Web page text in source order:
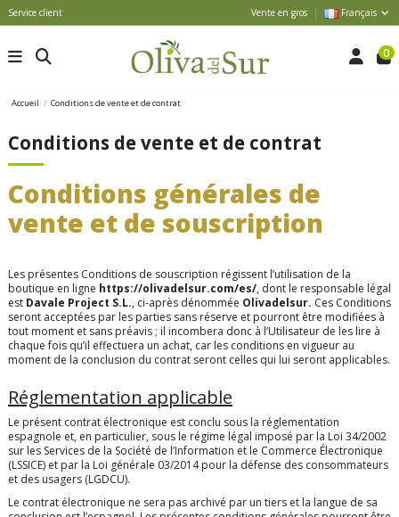
Service client Vente en gros Français
0
Accueil Conditions de vente et de contrat
Conditions de vente et de contrat
Conditions générales de
vente et de souscription
Les présentes Conditions de souscription régissent l’utilisation de la
boutique en ligne https://olivadelsur.com/es/, dont le responsable légal
est Davale Project S.L., ci-après dénommée Olivadelsur. Ces Conditions
seront acceptées par les parties sans réserve et pourront être modifiées à
tout moment et sans préavis ; il incombera donc à l’Utilisateur de les lire à
chaque fois qu’il effectuera un achat, car les conditions en vigueur au
moment de la conclusion du contrat seront celles qui lui seront applicables.
Réglementation applicable
Le présent contrat électronique est conclu sous la réglementation
espagnole et, en particulier, sous le régime légal imposé par la Loi 34/2002
sur les Services de la Société de l’Information et le Commerce Électronique
(LSSICE) et par la Loi générale 03/2014 pour la défense des consommateurs
et des usagers (LGDCU).
Le contrat électronique ne sera pas archivé par un tiers et la langue de sa